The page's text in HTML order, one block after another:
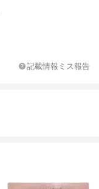
記載情報ミス報告